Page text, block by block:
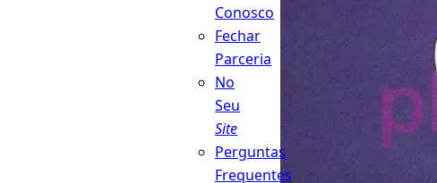
Conosco
Fechar
Parceria
No
Seu
Site
Perguntas
Frequentes